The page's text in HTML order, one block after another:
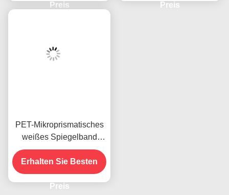
Preis Preis
PET-Mikroprismatisches
weißes Spiegelband
Reflexionsband für
Fahrzeuge ECE-
zertifiziert
Erhalten Sie Besten
Preis